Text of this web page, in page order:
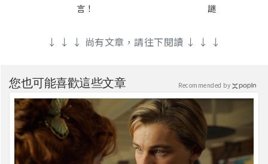
言！
謎
↓ ↓ ↓ 尚有文章，請往下閱讀 ↓ ↓ ↓
您也可能喜歡這些文章 Recommended by